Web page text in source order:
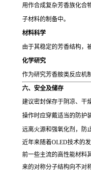
用作合成复杂芳香族化合
子材料的制备中。
材料科学
由于其稳定的芳香结构，
化学研究
作为研究芳香胺类反应机
六、安全及储存
建议密封保存于阴凉、干
操作时应穿戴适当的防护
远离火源和强氧化剂，防
近年来随着OLED技术的
前一些主流的高性能材料
来的对称分子结构向不对